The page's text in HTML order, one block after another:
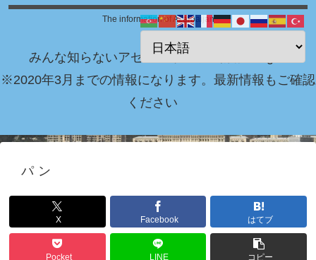
The information of Azerbaijan
みんな知らないアゼルバイジャン情報 Blog！
※2020年3月までの情報になります。最新情報もご確認
ください
パン
X Facebook はてブ
Pocket LINE コピー